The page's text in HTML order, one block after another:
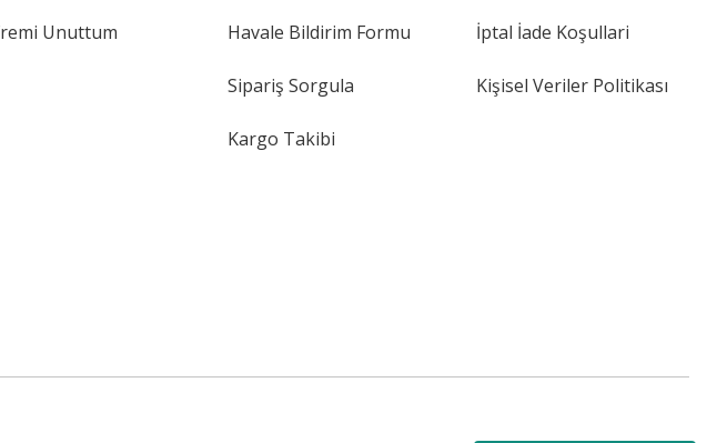
Unuttum Havale Bildirim Formu
Sipariş Sorgula
Kargo Takibi
İptal İade Koşullari
Kişisel Veriler Politikası